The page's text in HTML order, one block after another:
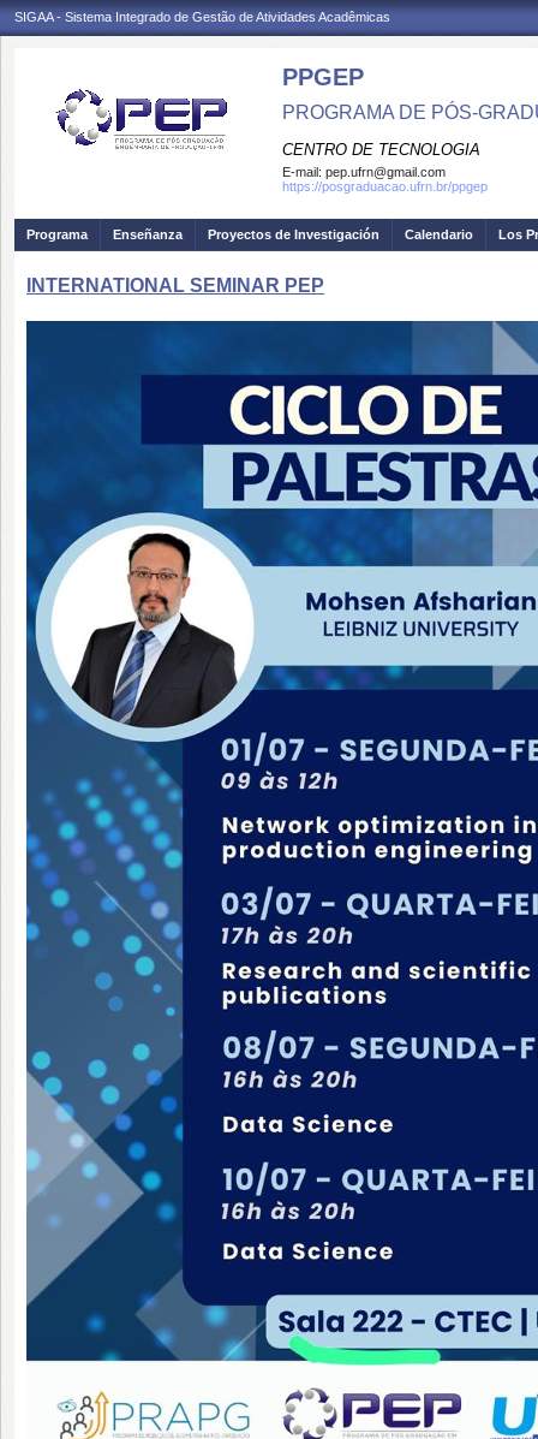
SIGAA - Sistema Integrado de Gestão de Atividades Acadêmicas
PPGEP
PROGRAMA DE PÓS-
CENTRO DE TECNOLOGIA
E-mail: pep.ufrn@gmail.com
https://posgraduacao.ufrn.br/ppgep
Programa Enseñanza Proyectos de Investigación Calendario Los
INTERNATIONAL SEMINAR PEP